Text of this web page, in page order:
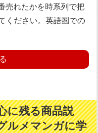
売れたかを時系列で把
ください。英語圏での
に残る商品説
ルメマンガに学